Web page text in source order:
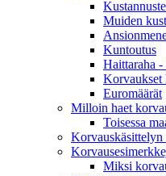
Muiden
Kuntoutus
Haittaraha -
Korvaukset
Euromäärät
Milloin haet
Toisessa
Korvauskäsittelyn
Miksi